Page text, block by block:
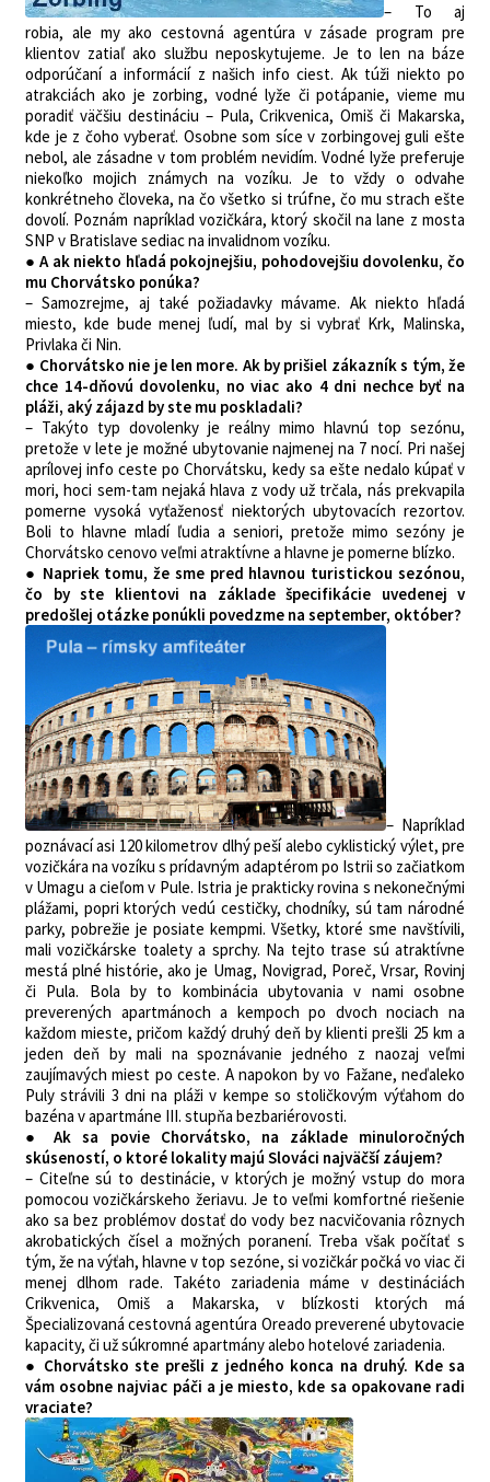
– To aj
robia, ale my ako cestovná agentúra v zásade program pre
klientov zatiaľ ako službu neposkytujeme. Je to len na báze
odporúčaní a informácií z našich info ciest. Ak túži niekto po
atrakciách ako je zorbing, vodné lyže či potápanie, vieme mu
poradiť väčšiu destináciu – Pula, Crikvenica, Omiš či Makarska,
kde je z čoho vyberať. Osobne som síce v zorbingovej guli ešte
nebol, ale zásadne v tom problém nevidím. Vodné lyže preferuje
niekoľko mojich známych na vozíku. Je to vždy o odvahe
konkrétneho človeka, na čo všetko si trúfne, čo mu strach ešte
dovolí. Poznám napríklad vozičkára, ktorý skočil na lane z mosta
SNP v Bratislave sediac na invalidnom vozíku.
● A ak niekto hľadá pokojnejšiu, pohodovejšiu dovolenku, čo
mu Chorvátsko ponúka?
– Samozrejme, aj také požiadavky mávame. Ak niekto hľadá
miesto, kde bude menej ľudí, mal by si vybrať Krk, Malinska,
Privlaka či Nin.
● Chorvátsko nie je len more. Ak by prišiel zákazník s tým, že
chce 14-dňovú dovolenku, no viac ako 4 dni nechce byť na
pláži, aký zájazd by ste mu poskladali?
– Takýto typ dovolenky je reálny mimo hlavnú top sezónu,
pretože v lete je možné ubytovanie najmenej na 7 nocí. Pri našej
aprílovej info ceste po Chorvátsku, kedy sa ešte nedalo kúpať v
mori, hoci sem-tam nejaká hlava z vody už trčala, nás prekvapila
pomerne vysoká vyťaženosť niektorých ubytovacích rezortov.
Boli to hlavne mladí ľudia a seniori, pretože mimo sezóny je
Chorvátsko cenovo veľmi atraktívne a hlavne je pomerne blízko.
● Napriek tomu, že sme pred hlavnou turistickou sezónou,
čo by ste klientovi na základe špecifikácie uvedenej v
predošlej otázke ponúkli povedzme na september, október?
– Napríklad
poznávací asi 120 kilometrov dlhý peší alebo cyklistický výlet, pre
vozičkára na vozíku s prídavným adaptérom po Istrii so začiatkom
v Umagu a cieľom v Pule. Istria je prakticky rovina s nekonečnými
plážami, popri ktorých vedú cestičky, chodníky, sú tam národné
parky, pobrežie je posiate kempmi. Všetky, ktoré sme navštívili,
mali vozičkárske toalety a sprchy. Na tejto trase sú atraktívne
mestá plné histórie, ako je Umag, Novigrad, Poreč, Vrsar, Rovinj
či Pula. Bola by to kombinácia ubytovania v nami osobne
preverených apartmánoch a kempoch po dvoch nociach na
každom mieste, pričom každý druhý deň by klienti prešli 25 km a
jeden deň by mali na spoznávanie jedného z naozaj veľmi
zaujímavých miest po ceste. A napokon by vo Fažane, neďaleko
Puly strávili 3 dni na pláži v kempe so stoličkovým výťahom do
bazéna v apartmáne III. stupňa bezbariérovosti.
● Ak sa povie Chorvátsko, na základe minuloročných
skúseností, o ktoré lokality majú Slováci najväčší záujem?
– Citeľne sú to destinácie, v ktorých je možný vstup do mora
pomocou vozičkárskeho žeriavu. Je to veľmi komfortné riešenie
ako sa bez problémov dostať do vody bez nacvičovania rôznych
akrobatických čísel a možných poranení. Treba však počítať s
tým, že na výťah, hlavne v top sezóne, si vozičkár počká vo viac či
menej dlhom rade. Takéto zariadenia máme v destináciách
Crikvenica, Omiš a Makarska, v blízkosti ktorých má
Špecializovaná cestovná agentúra Oreado preverené ubytovacie
kapacity, či už súkromné apartmány alebo hotelové zariadenia.
● Chorvátsko ste prešli z jedného konca na druhý. Kde sa
vám osobne najviac páči a je miesto, kde sa opakovane radi
vraciate?